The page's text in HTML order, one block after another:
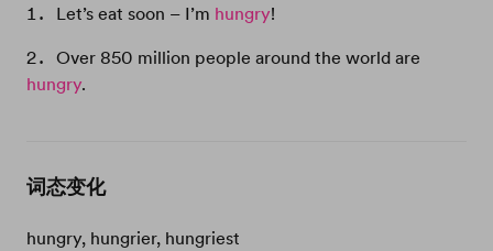
Let’s eat soon – I’m hungry!
Over 850 million people around the world are
hungry.
词态变化
hungry, hungrier, hungriest